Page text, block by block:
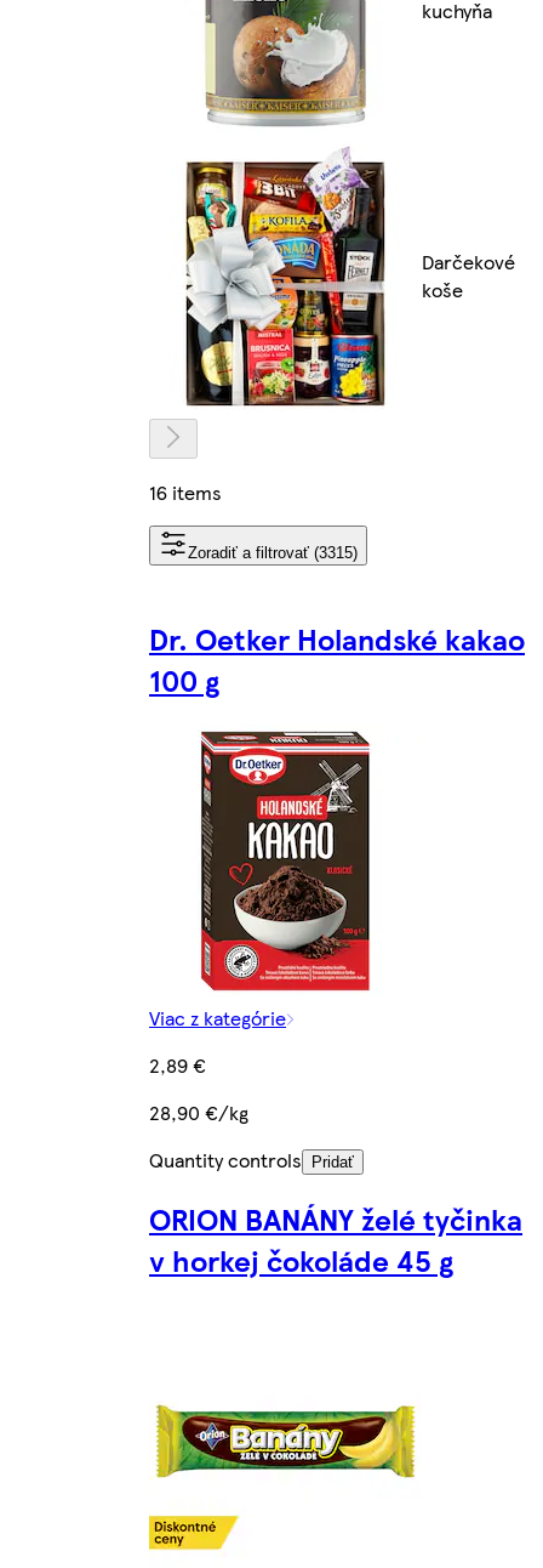
kuchyňa
Darčekové
koše
16 items
Zoradiť a filtrovať (3315)
Dr. Oetker Holandské kakao
100 g
Viac z kategórie
2,89 €
28,90 €/kg
Quantity controls
Pridať
ORION BANÁNY želé tyčinka
v horkej čokoláde 45 g